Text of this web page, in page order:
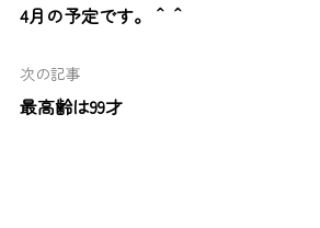
4月の予定です。＾＾
次の記事
最高齢は99才